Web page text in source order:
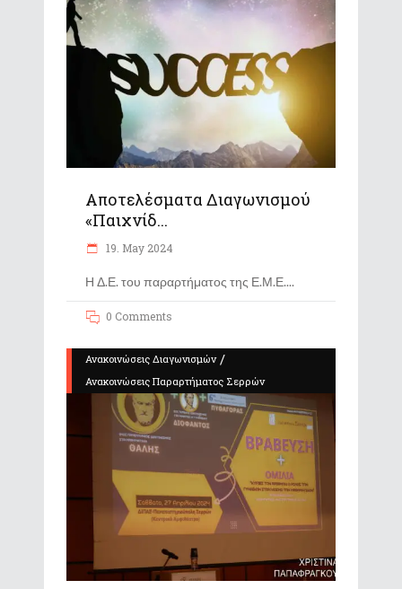
Αποτελέσματα Διαγωνισμού
«Παιχνίδ...
19. May 2024
Η Δ.Ε. του παραρτήματος της Ε.Μ.Ε.
0 Comments
Ανακοινώσεις Διαγωνισμών/
Ανακοινώσεις Παραρτήματος Σερρών